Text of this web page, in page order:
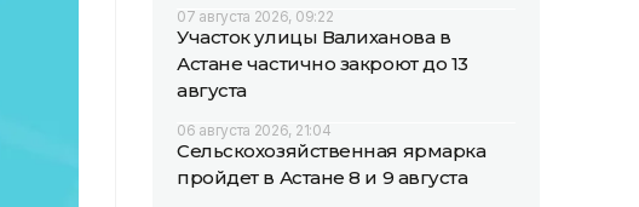
07 августа 2026, 09:22
Участок улицы Валиханова в
Астане частично закроют до 13
августа
06 августа 2026, 21:04
Сельскохозяйственная ярмарка
пройдет в Астане 8 и 9 августа